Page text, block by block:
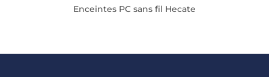
Enceintes PC sans fil Hecate